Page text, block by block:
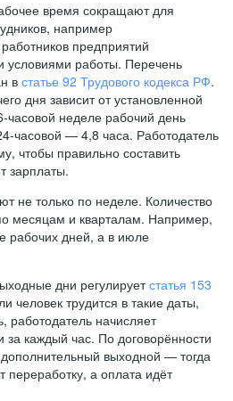
время сокращают для
например
предприятий
работы. Перечень
в статье 92 Трудового кодекса РФ.
дня зависит от установленной
часовой неделе рабочий день
часовой —4,8 часа. Работодатель
чтобы правильно составить
зарплаты.
не только по неделе. Количество
месяцам и кварталам. Например,
рабочих дней, а в июле
дни регулируетстатья 153
человек трудится в такие даты,
работодатель начисляет
каждый час. По договорённости
выходной — тогда
переработку, а оплата идёт